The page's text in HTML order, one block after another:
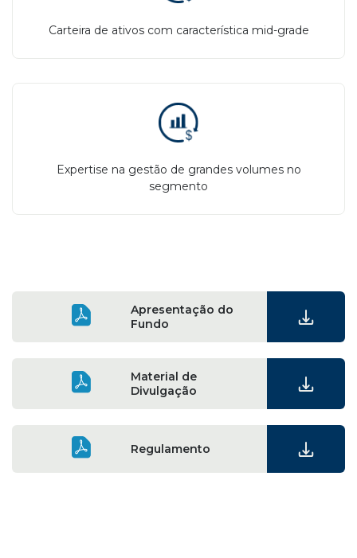
Carteira de ativos com característica mid-grade
Expertise na gestão de grandes volumes no
segmento
Apresentação do
Fundo
Material de
Divulgação
Regulamento